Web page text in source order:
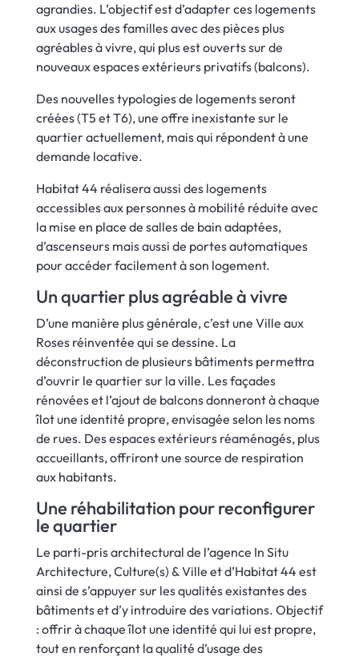
agrandies. L’objectif est d’adapter ces logements
aux usages des familles avec des pièces plus
agréables à vivre, qui plus est ouverts sur de
nouveaux espaces extérieurs privatifs (balcons).
Des nouvelles typologies de logements seront
créées (T5 et T6), une offre inexistante sur le
quartier actuellement, mais qui répondent à une
demande locative.
Habitat 44 réalisera aussi des logements
accessibles aux personnes à mobilité réduite avec
la mise en place de salles de bain adaptées,
d’ascenseurs mais aussi de portes automatiques
pour accéder facilement à son logement.
Un quartier plus agréable à vivre
D’une manière plus générale, c’est une Ville aux
Roses réinventée qui se dessine. La
déconstruction de plusieurs bâtiments permettra
d’ouvrir le quartier sur la ville. Les façades
rénovées et l’ajout de balcons donneront à chaque
îlot une identité propre, envisagée selon les noms
de rues. Des espaces extérieurs réaménagés, plus
accueillants, offriront une source de respiration
aux habitants.
Une réhabilitation pour reconfigurer
le quartier
Le parti-pris architectural de l’agence In Situ
Architecture, Culture(s) & Ville et d’Habitat 44 est
ainsi de s’appuyer sur les qualités existantes des
bâtiments et d’y introduire des variations. Objectif
: offrir à chaque îlot une identité qui lui est propre,
tout en renforçant la qualité d’usage des